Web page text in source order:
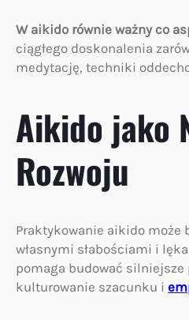
W aikido równie ważny co
ciągłego doskonalenia
medytację, techniki
Aikido jako
Rozwoju
Praktykowanie aikido może
własnymi słabościami i
pomaga budować silniejsze
kulturowanie szacunku i